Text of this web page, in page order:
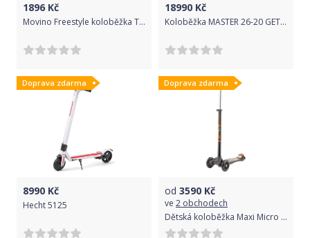
1896 Kč
Movino Freestyle koloběžka TYRO MINT-PINK H-331
18990 Kč
Koloběžka MASTER 26-20 GET - černá
Doprava zdarma
8990 Kč
Hecht 5125
Doprava zdarma
od 3590 Kč
ve 2 obchodech
Dětská koloběžka Maxi Micro Deluxe - black uni